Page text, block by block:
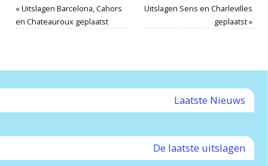
«Uitslagen Barcelona, Cahors
en Chateauroux geplaatst
Uitslagen Sens en Charlevilles
geplaatst»
Laatste Nieuws
De laatste uitslagen